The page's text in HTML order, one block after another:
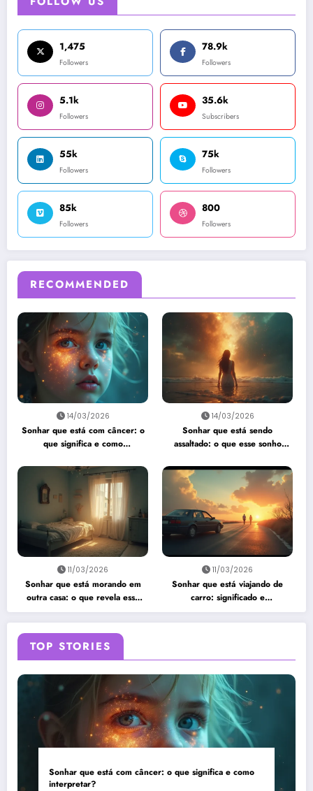
1,475
Followers
78.9k
Followers
5.1k
Followers
35.6k
Subscribers
55k
Followers
75k
Followers
85k
Followers
800
Followers
RECOMMENDED
14/03/2026
Sonhar que está com câncer: o
que significa e como
14/03/2026
Sonhar que está sendo
assaltado: o que esse sonho
11/03/2026
Sonhar que está morando em
outra casa: o que revela esse
sonho?
11/03/2026
Sonhar que está viajando de
carro: significado e
interpretação
TOP STORIES
Sonhar que está com câncer: o que significa e como
interpretar?